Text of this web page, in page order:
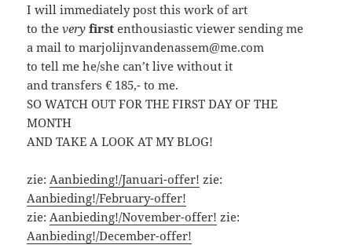
I will immediately post this work of art
to theveryfirst enthousiastic viewer sending me
a mail to marjolijnvandenassem@me.com
to tell me he/she can’t live without it
and transfers € 185,- to me.
SO WATCH OUT FOR THE FIRST DAY OF THE
MONTH
AND TAKE A LOOK AT MY BLOG!
zie: Aanbieding!/Januari-offer! zie:
Aanbieding!/February-offer!
zie: Aanbieding!/November-offer! zie:
Aanbieding!/December-offer!